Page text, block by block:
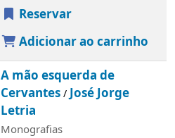
Reservar
Adicionar ao carrinho
A mão esquerda de
Cervantes/José Jorge
Letria
Monografias